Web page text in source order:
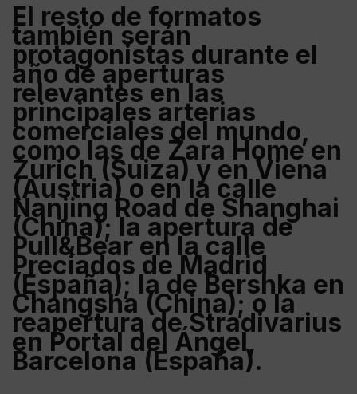
El resto de formatos
también serán
protagonistas durante el
año de aperturas
relevantes en las
principales arterias
comerciales del mundo,
como las de Zara Home en
Zurich(Suiza) y enViena
(Austria) o en la calle
Nanjing Road de Shanghai
(China); la apertura de
Pull&Bearen la calle
Preciados de Madrid
(España); la deBershka en
Changsha(China); o la
reapertura deStradivarius
enPortal del Ángel,
Barcelona(España).